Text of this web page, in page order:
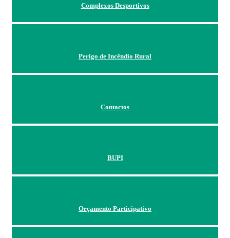
Complexos Desportivos
Perigo de Incêndio Rural
Contactos
BUPI
Orçamento Participativo